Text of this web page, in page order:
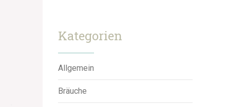
Kategorien
Allgemein
Bräuche